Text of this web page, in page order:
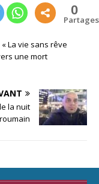
0
Partages
La vie sans rêve
une mort
la nuit